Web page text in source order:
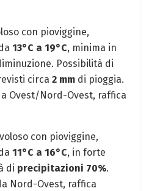
con pioviggine,
13°C a 19°C, minima in
Possibilità di
circa 2 mm di pioggia.
Ovest/Nord-Ovest, raffica
con pioviggine,
11°C a 16°C, in forte
di precipitazioni 70%.
Nord-Ovest, raffica